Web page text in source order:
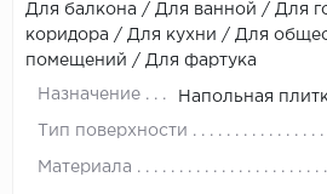
Для балкона / Для ванной / Для
коридора / Для кухни / Для
помещений / Для фартука
Назначение Напольная
Тип поверхности
Материала